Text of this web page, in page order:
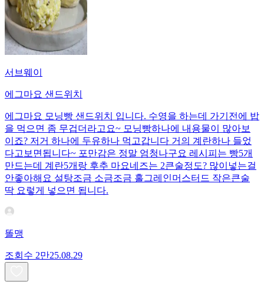
서브웨이
에그마요 샌드위치
에그마요 모닝빵 샌드위치 입니다. 수영을 하는데 가기전에 밥
을 먹으면 좀 무겁더라고요~ 모닝빵하나에 내용물이 많아보
이죠? 저거 하나에 두유하나 먹고갑니다 거의 계란하나 들었
다고보면됩니다~ 포만감은 정말 엄청나구요 레시피는 빵5개
만드는데 계란5개랑 후추 마요네즈는 2큰술정도? 많이넣는걸
안좋아해요 설탕조금 소금조금 홀그레인머스터드 작은큰술
딱 요렇게 넣으면 됩니다.
똘맹
조회수 2만25.08.29